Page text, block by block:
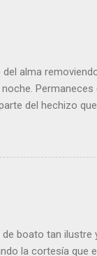
alma
del hechizo que
pasado el
Amor de
miras la cama,
no deseada .
boato tan ilustre
la cortesía que